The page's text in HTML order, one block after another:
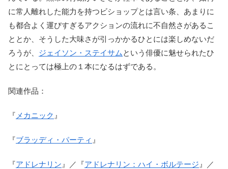
に常人離れした能力を持つビショップとは言い条、あまりに
も都合よく運びすぎるアクションの流れに不自然さがあるこ
ととか、そうした大味さが引っかかるひとには楽しめないだ
ろうが、 ジェイソン・ステイサム という俳優に魅せられたひ
とにとっては極上の１本になるはずである。
関連作品：
『 メカニック 』
『ブラッディ・パーティ 』
『アドレナリン 』／『アドレナリン：ハイ・ボルテージ 』／